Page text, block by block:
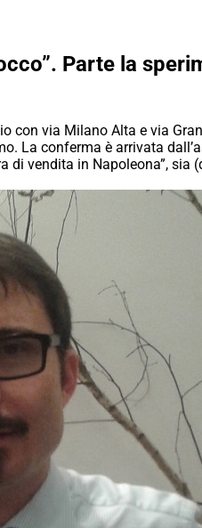
Parte la
con via Milano Alta e via
La conferma è arrivata
vendita in Napoleona”, sia